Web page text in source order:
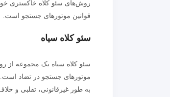
روش‌های سئو کلاه خاکستری
قوانین موتورهای جستجو است.
سئو کلاه سیاه
سئو کلاه سیاه یک مجموعه از
موتورهای جستجو در تضاد است.
به طور غیرقانونی، تقلبی و